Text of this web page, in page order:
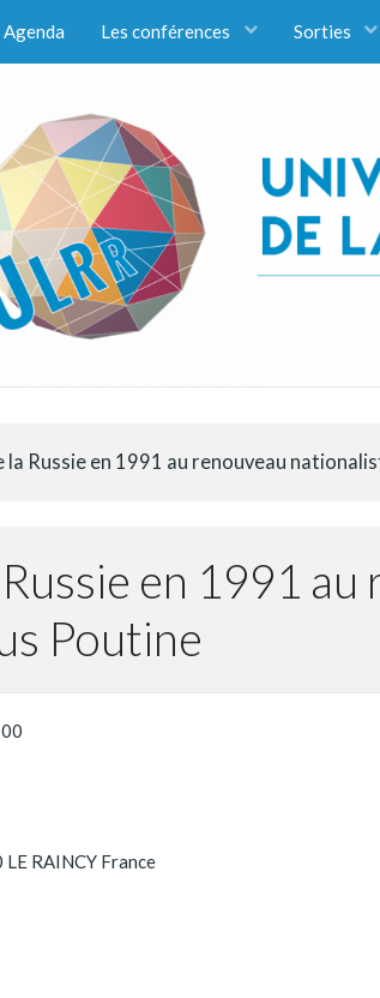
Agenda Les conférences Sorties
la Russie en 1991 au renouveau
en 1991 au
Poutine
RAINCY France